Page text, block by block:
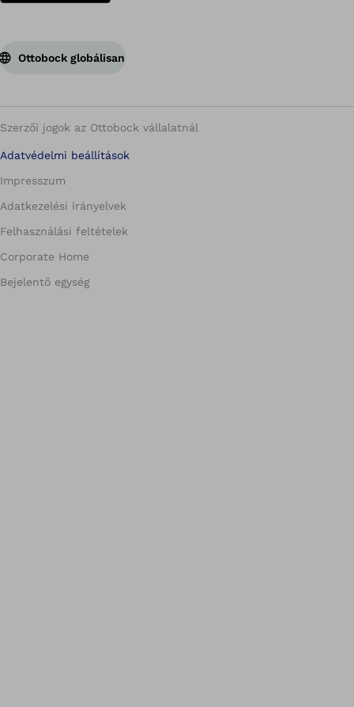
Ottobock globálisan
Szerzői jogok az Ottobock vállalatnál
Adatvédelmi beállítások
Impresszum
Adatkezelési irányelvek
Felhasználási feltételek
Corporate Home
Bejelentő egység